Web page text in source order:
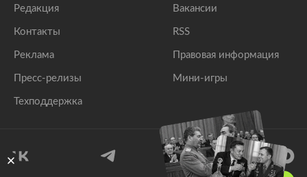
Редакция
Контакты
Реклама
Пресс-релизы
Техподдержка
Вакансии
RSS
Правовая информация
Мини-игры